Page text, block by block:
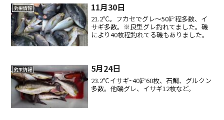
釣果情報 11月30日
21.2℃。フカセでグレ〜50㌢程多数、イ
サギ多数。※良型グレ釣れてました。磯
により40枚程釣れてる磯もありました。
釣果情報 5月24日
23.2℃イサギ~40㌢60枚、石鯛、グルクン
多数。他磯グレ、イサギ12枚など。